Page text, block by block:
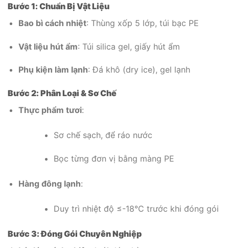
Bước 1: Chuẩn Bị Vật Liệu
Bao bì cách nhiệt: Thùng xốp 5 lớp, túi bạc PE
Vật liệu hút ẩm: Túi silica gel, giấy hút ẩm
Phụ kiện làm lạnh: Đá khô (dry ice), gel lạnh
Bước 2: Phân Loại & Sơ Chế
Thực phẩm tươi:
Sơ chế sạch, để ráo nước
Bọc từng đơn vị bằng màng PE
Hàng đông lạnh:
Duy trì nhiệt độ ≤-18°C trước khi đóng gói
Bước 3: Đóng Gói Chuyên Nghiệp